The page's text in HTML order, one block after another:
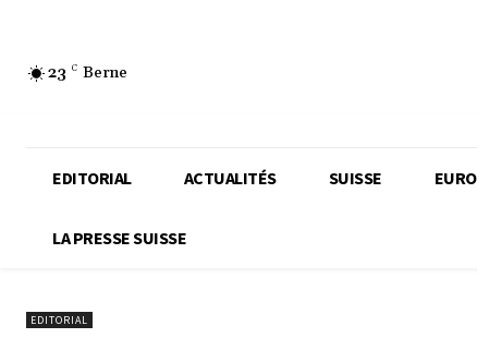
23 C Berne
EDITORIAL ACTUALITÉS SUISSE
LA PRESSE SUISSE
EDITORIAL